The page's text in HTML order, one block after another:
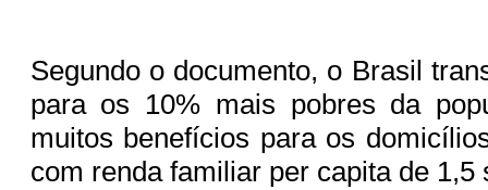
Segundo o documento, o Brasil
para os 10% mais pobres da
muitos benefícios para os
com renda familiar per capita de 1,5